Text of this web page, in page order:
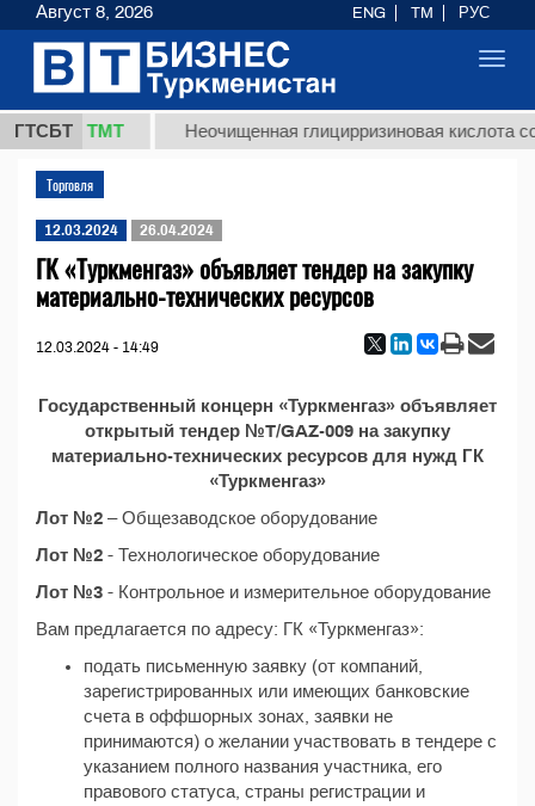
ГТСБТ
37,8 ТМТ Неочищенная глицирризиновая кислота
Торговля
12.03.2024 26.04.2024
ГК «Туркменгаз» объявляет тендер на закупку
материально-технических ресурсов
12.03.2024 - 14:49
Государственный концерн «Туркменгаз» объявляет
открытый тендер №T/GAZ-009 на закупку
материально-технических ресурсов для нужд ГК
«Туркменгаз»
Лот №2 – Общезаводское оборудование
Лот №2 - Технологическое оборудование
Лот №3 - Контрольное и измерительное оборудование
Вам предлагается по адресу: ГК «Туркменгаз»:
подать письменную заявку (от компаний,
зарегистрированных или имеющих банковские
счета в оффшорных зонах, заявки не
принимаются) о желании участвовать в тендере с
указанием полного названия участника, его
правового статуса, страны регистрации и
Август 8, 2026 ENG TM РУС